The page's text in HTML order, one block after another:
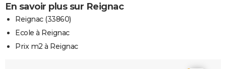
En savoir plus sur Reignac
Reignac (33860)
Ecole à Reignac
Prix m2 à Reignac